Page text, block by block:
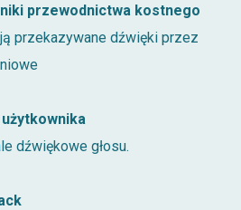
przewodnictwa kostnego
przekazywane dźwięki przez
dźwiękowe głosu.